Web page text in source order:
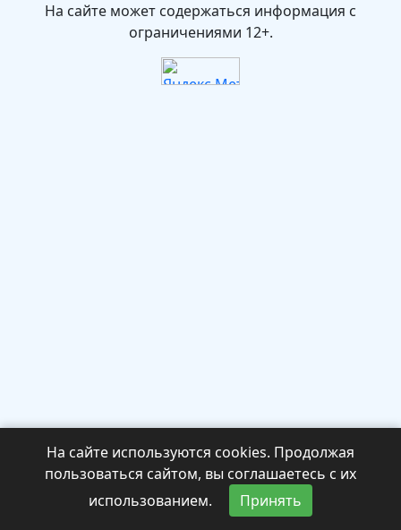
На сайте может содержаться информация с
ограничениями 12+.
На сайте используются cookies. Продолжая
пользоваться сайтом, вы соглашаетесь с их
использованием.
Принять